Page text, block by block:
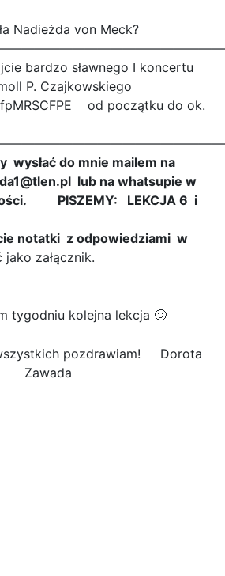
Nadieżda von Meck?
bardzo sławnego I koncertu
P. Czajkowskiego
od początku do ok.
do mnie mailem na
lub na whatsupie w
PISZEMY: LEKCJA 6 i
notatki z odpowiedziami w
jako załącznik.
tygodniu kolejna lekcja 🙂
pozdrawiam! Dorota
Zawada